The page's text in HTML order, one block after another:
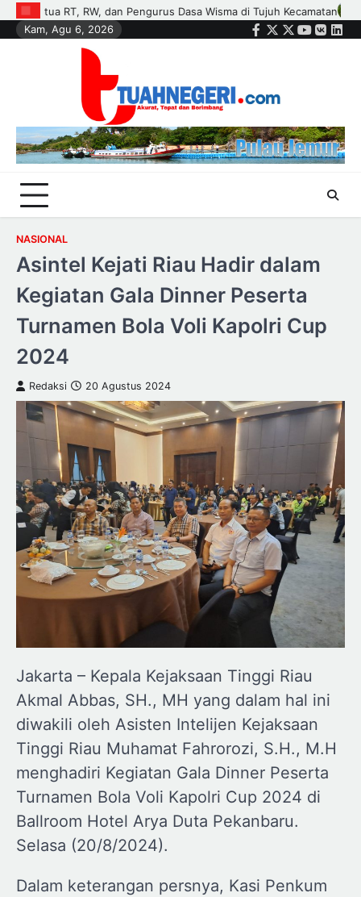
Skip
to
Polisi dan Petani di Kandis Kawal Jagung 12 Hektare, Ikhtiar
Kam, Agu 6, 2026
Facebook
Twitter
Instagram
Youtube
VK
NASIONAL
Asintel Kejati Riau Hadir dalam
Kegiatan Gala Dinner Peserta
Turnamen Bola Voli Kapolri Cup
2024
Redaksi 20 Agustus 2024
Jakarta – Kepala Kejaksaan Tinggi Riau
Akmal Abbas, SH., MH yang dalam hal ini
diwakili oleh Asisten Intelijen Kejaksaan
Tinggi Riau Muhamat Fahrorozi, S.H., M.H
menghadiri Kegiatan Gala Dinner Peserta
Turnamen Bola Voli Kapolri Cup 2024 di
Ballroom Hotel Arya Duta Pekanbaru.
Selasa (20/8/2024).
Dalam keterangan persnya, Kasi Penkum